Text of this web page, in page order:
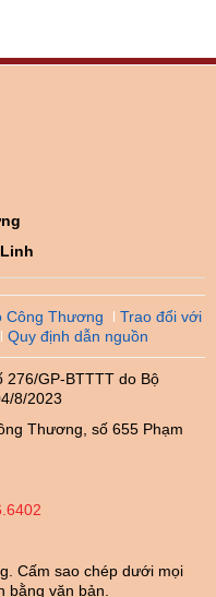
Công Thương
Trao đổi với
Quy định dẫn nguồn
276/GP-BTTTT do Bộ
8/2023
Thương, số 655 Phạm
Cấm sao chép dưới mọi
bằng văn bản.